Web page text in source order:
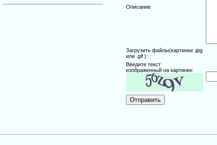
Описание
Загрузить файлы(картинки .jpg
или .gif ):
Введите текст
изображенный на картинке: